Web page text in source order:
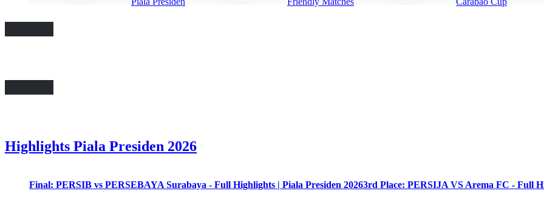
Highlights Piala Presiden 2026
Final: PERSIB vs PERSEBAYA Surabaya - Full Highlights | Piala Presiden 20263rd Place: PERSIJA VS Arema FC - Full